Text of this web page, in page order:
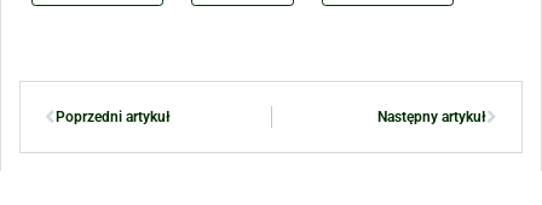
Poprzedni artykuł Następny artykuł